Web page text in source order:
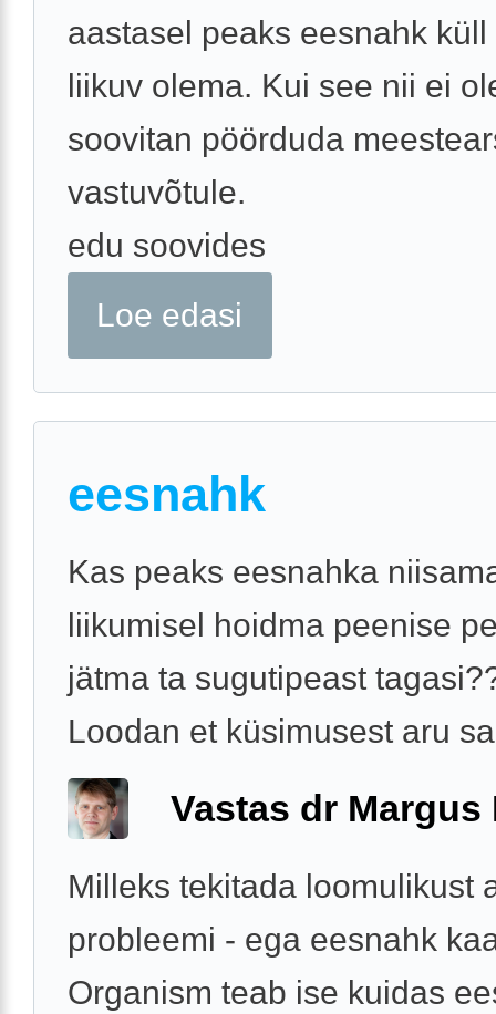
aastasel peaks eesnahk küll
liikuv olema. Kui see nii ei
soovitan pöörduda
vastuvõtule.
edu soovides
Loe edasi
eesnahk
Kas peaks eesnahka
liikumisel hoidma peenise
jätma ta sugutipeast
Loodan et küsimusest aru
Vastas dr Margus
Milleks tekitada loomulikust
probleemi - ega eesnahk
Organism teab ise kuidas